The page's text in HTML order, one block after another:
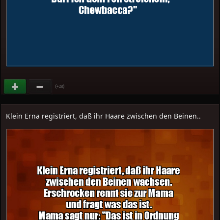
(+28)
Klein Erna registriert, daß ihr Haare zwischen den Beinen..